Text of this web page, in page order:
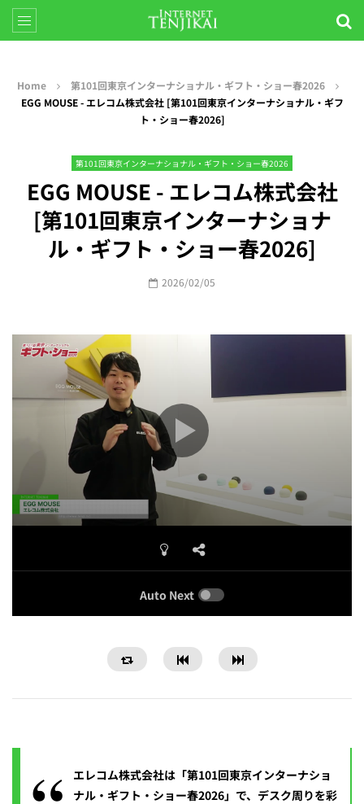
Home
第101回東京インターナショナル・ギフト・ショー春2026
EGG MOUSE - エレコム株式会社 [第101回東京インターナショナル・ギフ
ト・ショー春2026]
第101回東京インターナショナル・ギフト・ショー春2026
EGG MOUSE - エレコム株式会社
[第101回東京インターナショナ
ル・ギフト・ショー春2026]
2026/02/05
Auto Next
エレコム株式会社は「第101回東京インターナショ
ナル・ギフト・ショー春2026」で、デスク周りを彩